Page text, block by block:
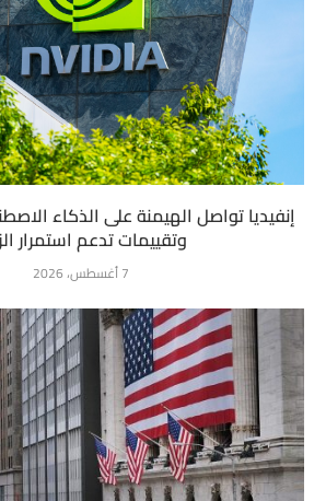
إنفيديا تواصل الهيمنة على الذكاء
وتقييمات تدعم استمرار
7 أغسطس، 2026